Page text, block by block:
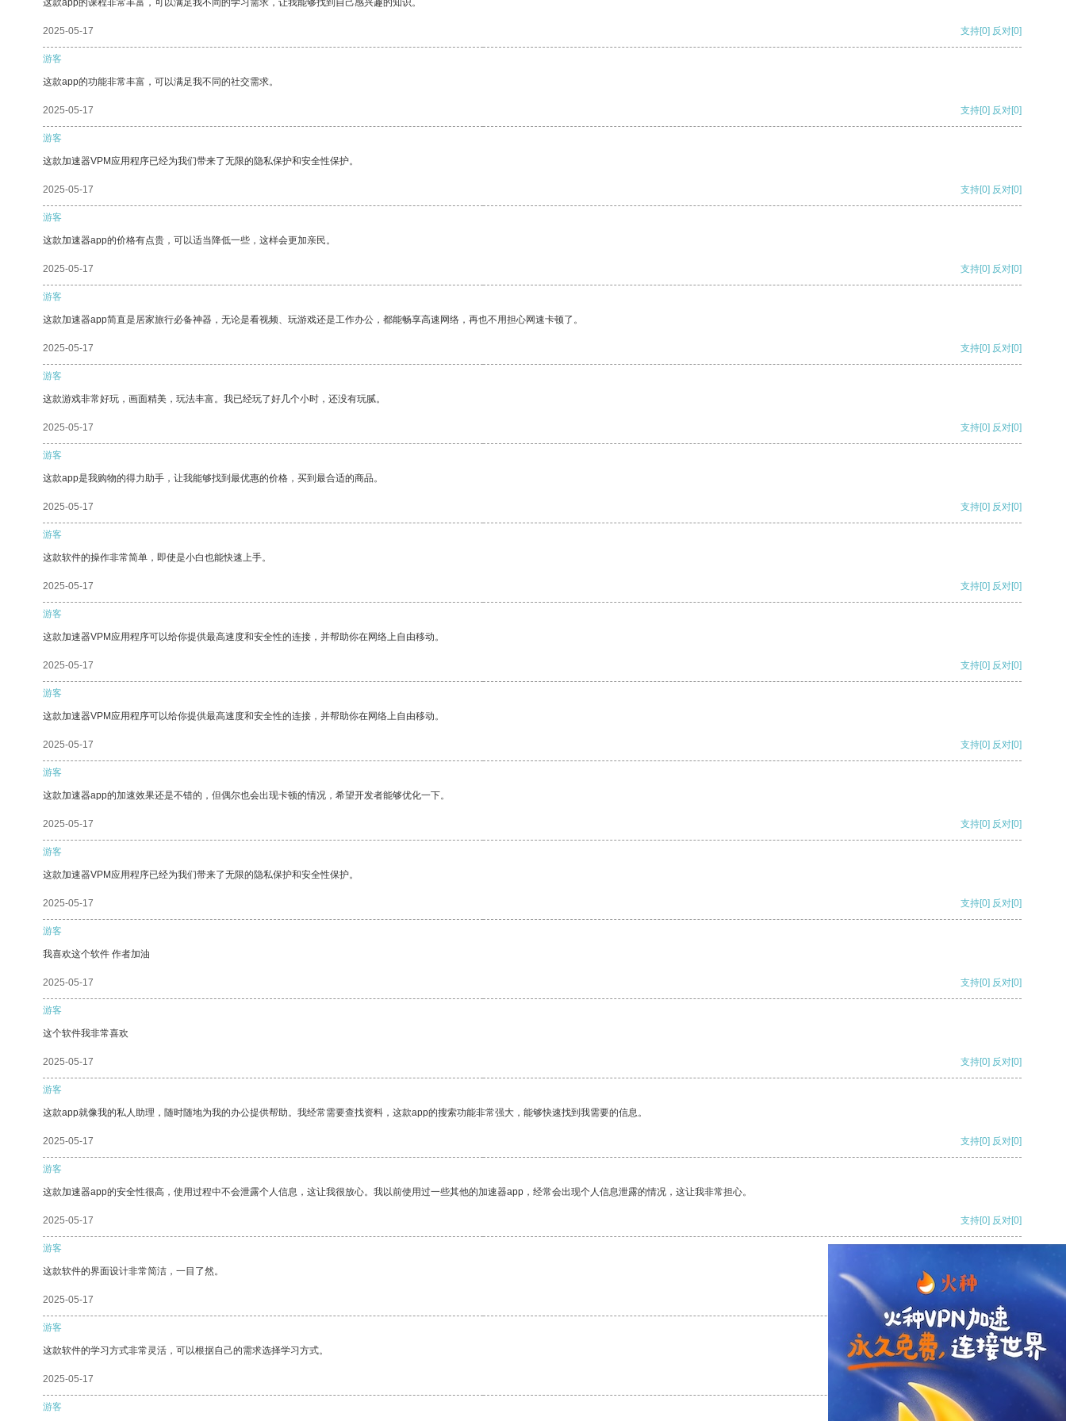
这款app的课程非常丰富，可以满足我不同的学习需求，让我能够找到自己感兴趣的知识。
2025-05-17 支持[0] 反对[0]
游客
这款app的功能非常丰富，可以满足我不同的社交需求。
2025-05-17 支持[0] 反对[0]
游客
这款加速器VPM应用程序已经为我们带来了无限的隐私保护和安全性保护。
2025-05-17 支持[0] 反对[0]
游客
这款加速器app的价格有点贵，可以适当降低一些，这样会更加亲民。
2025-05-17 支持[0] 反对[0]
游客
这款加速器app简直是居家旅行必备神器，无论是看视频、玩游戏还是工作办公，都能畅享高速网络，再也不用担心网速卡顿了。
2025-05-17 支持[0] 反对[0]
游客
这款游戏非常好玩，画面精美，玩法丰富。我已经玩了好几个小时，还没有玩腻。
2025-05-17 支持[0] 反对[0]
游客
这款app是我购物的得力助手，让我能够找到最优惠的价格，买到最合适的商品。
2025-05-17 支持[0] 反对[0]
游客
这款软件的操作非常简单，即使是小白也能快速上手。
2025-05-17 支持[0] 反对[0]
游客
这款加速器VPM应用程序可以给你提供最高速度和安全性的连接，并帮助你在网络上自由移动。
2025-05-17 支持[0] 反对[0]
游客
这款加速器VPM应用程序可以给你提供最高速度和安全性的连接，并帮助你在网络上自由移动。
2025-05-17 支持[0] 反对[0]
游客
这款加速器app的加速效果还是不错的，但偶尔也会出现卡顿的情况，希望开发者能够优化一下。
2025-05-17 支持[0] 反对[0]
游客
这款加速器VPM应用程序已经为我们带来了无限的隐私保护和安全性保护。
2025-05-17 支持[0] 反对[0]
游客
我喜欢这个软件 作者加油
2025-05-17 支持[0] 反对[0]
游客
这个软件我非常喜欢
2025-05-17 支持[0] 反对[0]
游客
这款app就像我的私人助理，随时随地为我的办公提供帮助。我经常需要查找资料，这款app的搜索功能非常强大，能够快速找到我需要的信息。
2025-05-17 支持[0] 反对[0]
游客
这款加速器app的安全性很高，使用过程中不会泄露个人信息，这让我很放心。我以前使用过一些其他的加速器app，经常会出现个人信息泄露的情况，这让我非常担心。
2025-05-17 支持[0] 反对[0]
游客
这款软件的界面设计非常简洁，一目了然。
2025-05-17
游客
这款软件的学习方式非常灵活，可以根据自己的需求选择学习方式。
2025-05-17 反对
游客